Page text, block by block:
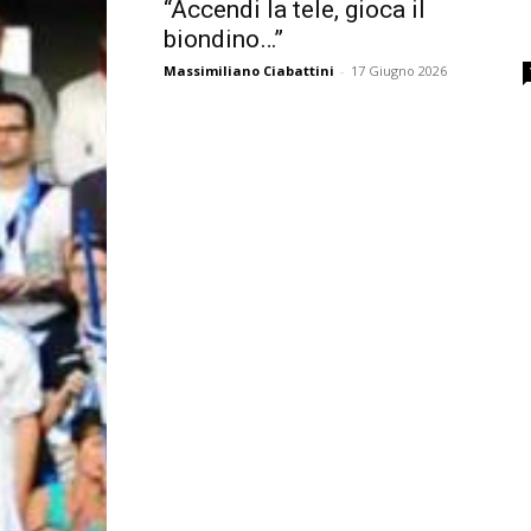
“Accendi la tele, gioca il
biondino…”
Massimiliano Ciabattini - 17 Giugno 2026